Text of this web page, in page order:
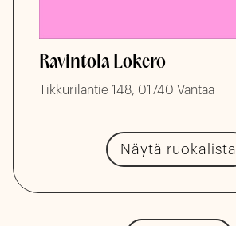
Ravintola Lokero
Tikkurilantie 148, 01740 Vantaa
Näytä ruokalista